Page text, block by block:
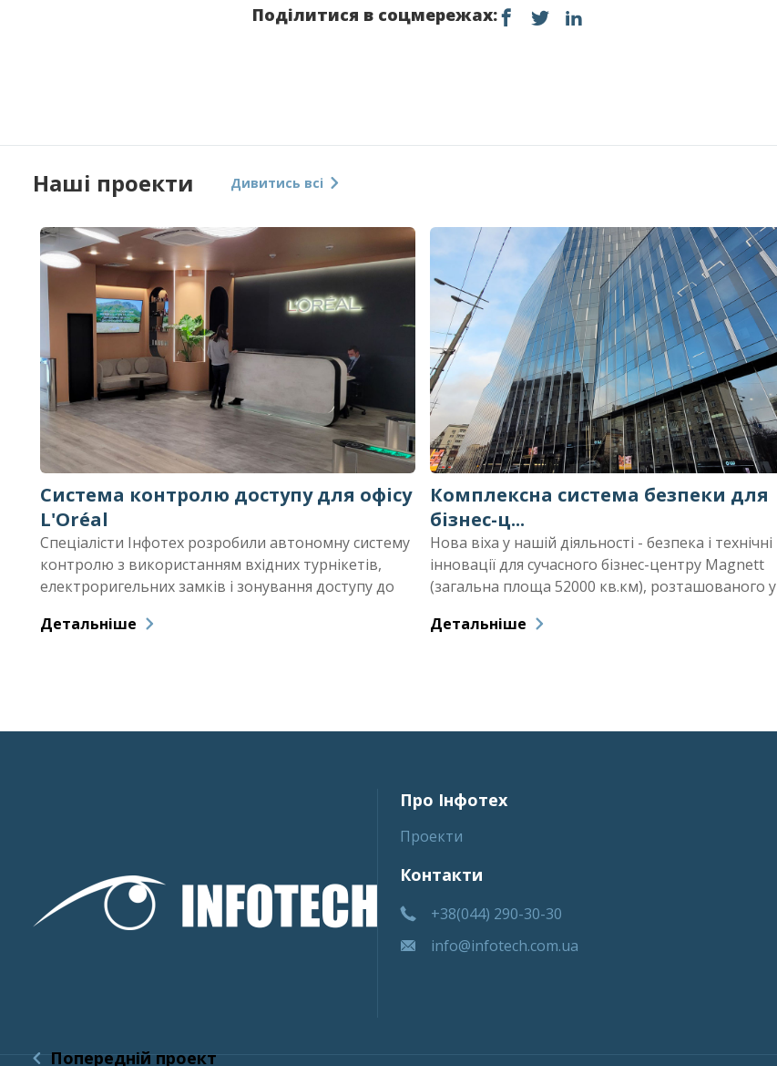
Поділитися в соцмережах:
Попередній проект
Наші проекти Дивитись всі
Система контролю доступу для офісу
L'Oréal
Спеціалісти Інфотех розробили автономну систему
контролю з використанням вхідних турнікетів,
електроригельних замків і зонування доступу до
Детальніше
Комплексна система безпеки для
бізнес-ц...
Нова віха у нашій діяльності - безпека і технічні
інновації для сучасного бізнес-центру Magnett
(загальна площа 52000 кв.км), розташованого у
Детальніше
Про Інфотех
Проекти
Контакти
+38(044) 290-30-30
info@infotech.com.ua